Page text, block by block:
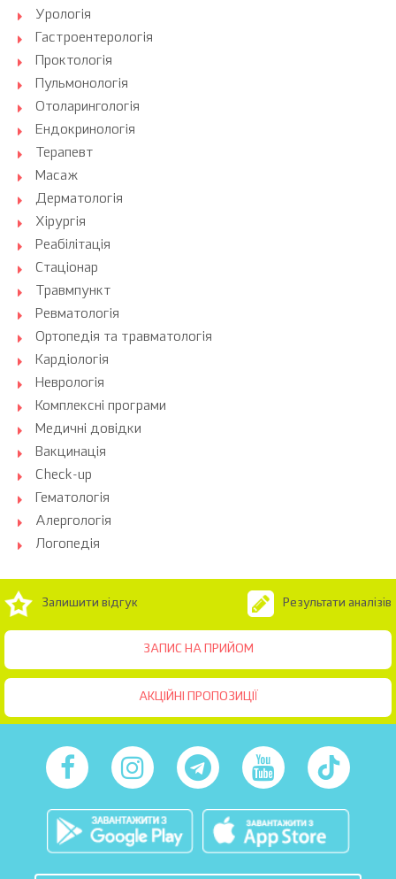
Урологія
Гастроентерологія
Проктологія
Пульмонологія
Отоларингологія
Ендокринологія
Терапевт
Масаж
Дерматологія
Хірургія
Реабілітація
Стаціонар
Травмпункт
Ревматологія
Ортопедія та травматологія
Кардіологія
Неврологія
Комплексні програми
Медичні довідки
Вакцинація
Check-up
Гематологія
Алергологія
Логопедія
ЗАПИС НА ПРИЙОМ
Залишити відгук Результати аналізів
АКЦІЙНІ ПРОПОЗИЦІЇ